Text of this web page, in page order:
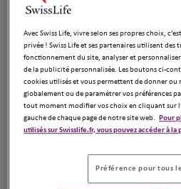
Fermé
Jessica
22 Avenue Eugène Félix
Avec Swiss Life, vivre selon ses propres choix,
privée ! Swiss Life et ses partenaires utilisent des
fonctionnement du site, analyser et
de la publicité personnalisée. Les boutons ci-
cookies utilisés et vous permettent de donner
globalement ou de paramétrer vos préférences
tout moment modifier vos choix en cliquant sur
gauche de chaque page de notre site web.
Pour
utilisés sur Swisslife.fr, vous pouvez accéder à
Préférence pour tous